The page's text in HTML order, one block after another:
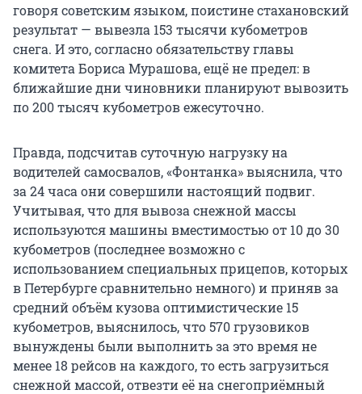
говоря советским языком, поистине стахановский
результат — вывезла 153 тысячи кубометров
снега. И это, согласно обязательству главы
комитета Бориса Мурашова, ещё не предел: в
ближайшие дни чиновники планируют вывозить
по 200 тысяч кубометров ежесуточно.
Правда, подсчитав суточную нагрузку на
водителей самосвалов, «Фонтанка» выяснила, что
за 24 часа они совершили настоящий подвиг.
Учитывая, что для вывоза снежной массы
используются машины вместимостью от 10 до 30
кубометров (последнее возможно с
использованием специальных прицепов, которых
в Петербурге сравнительно немного) и приняв за
средний объём кузова оптимистические 15
кубометров, выяснилось, что 570 грузовиков
вынуждены были выполнить за это время не
менее 18 рейсов на каждого, то есть загрузиться
снежной массой, отвезти её на снегоприёмный